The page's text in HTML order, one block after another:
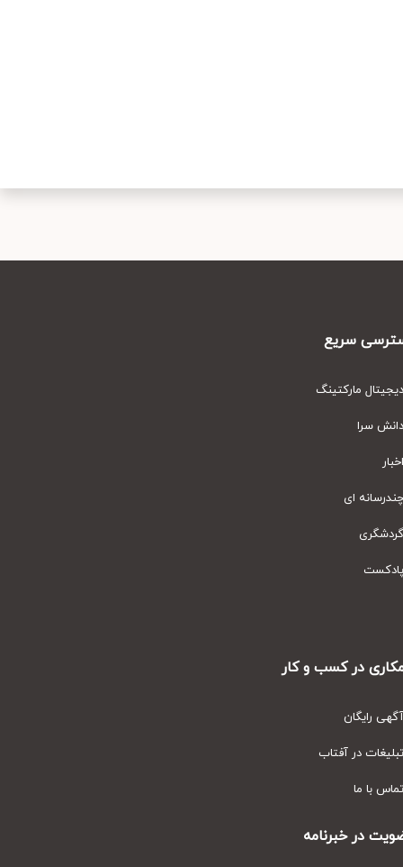
سریع
مارکتینگ
سرا
ای
در کسب و کار
رایگان
در آفتاب
با ما
در خبرنامه